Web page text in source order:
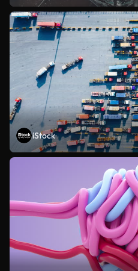
iStock